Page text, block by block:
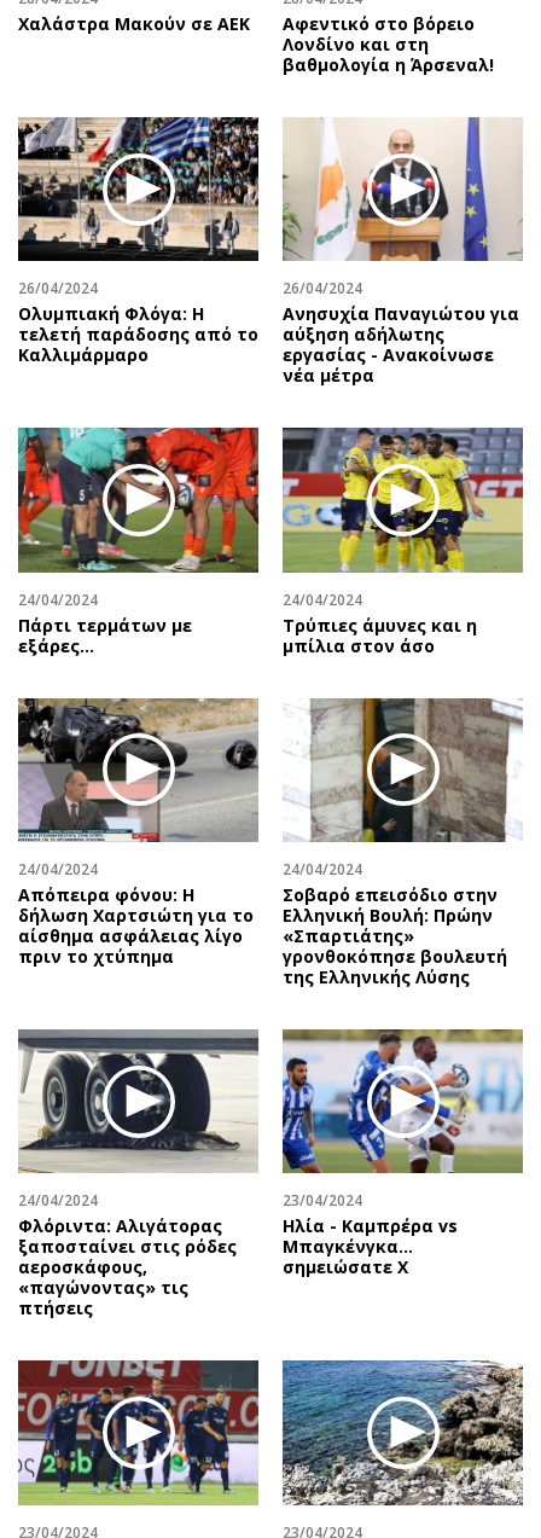
Χαλάστρα Μακούν σε ΑΕΚ
Αφεντικό στο βόρειο
Λονδίνο και στη
βαθμολογία η Άρσεναλ!
26/04/2024
Ολυμπιακή Φλόγα: Η
τελετή παράδοσης από το
Καλλιμάρμαρο
26/04/2024
Ανησυχία Παναγιώτου για
αύξηση αδήλωτης
εργασίας - Ανακοίνωσε
νέα μέτρα
24/04/2024
Πάρτι τερμάτων με
εξάρες...
24/04/2024
Τρύπιες άμυνες και η
μπίλια στον άσο
24/04/2024
Απόπειρα φόνου: Η
δήλωση Χαρτσιώτη για το
αίσθημα ασφάλειας λίγο
πριν το χτύπημα
24/04/2024
Σοβαρό επεισόδιο στην
Ελληνική Βουλή: Πρώην
«Σπαρτιάτης»
γρονθοκόπησε βουλευτή
της Ελληνικής Λύσης
24/04/2024
Φλόριντα: Αλιγάτορας
ξαποσταίνει στις ρόδες
αεροσκάφους,
«παγώνοντας» τις
πτήσεις
23/04/2024
Ηλία - Καμπρέρα vs
Μπαγκένγκα...
σημειώσατε Χ
23/04/2024 23/04/2024